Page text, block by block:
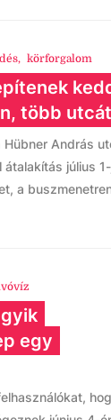
, körforgalom
több
Hübner András
július
a
egy